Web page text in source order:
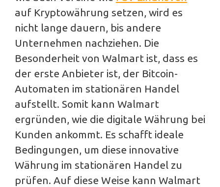
auf Kryptowährung setzen, wird es
nicht lange dauern, bis andere
Unternehmen nachziehen. Die
Besonderheit von Walmart ist, dass es
der erste Anbieter ist, der Bitcoin-
Automaten im stationären Handel
aufstellt. Somit kann Walmart
ergründen, wie die digitale Währung bei
Kunden ankommt. Es schafft ideale
Bedingungen, um diese innovative
Währung im stationären Handel zu
prüfen. Auf diese Weise kann Walmart